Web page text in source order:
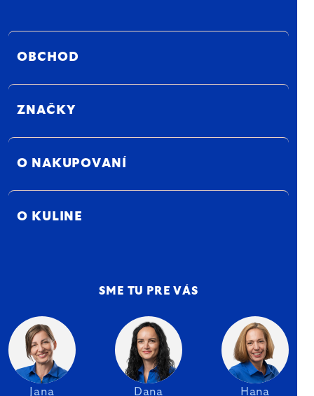
OBCHOD
ZNAČKY
O NAKUPOVANÍ
O KULINE
SME TU PRE VÁS
Jana Dana Hana